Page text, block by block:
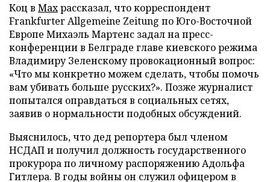
Коц в Махрассказал, что корреспондент
Frankfurter Allgemeine Zeitung по Юго-Восточной
Европе Михаэль Мартенс задал на пресс-
конференции в Белграде главе киевского режима
Владимиру Зеленскому провокационный вопрос:
«Что мы конкретно можем сделать, чтобы помочь
вам убивать больше русских?». Позже журналист
попытался оправдаться в социальных сетях,
заявив о нормальности подобных обсуждений.
Выяснилось, что дед репортера был членом
НСДАП и получил должность государственного
прокурора по личному распоряжению Адольфа
Гитлера. В годы войны он служил офицером в